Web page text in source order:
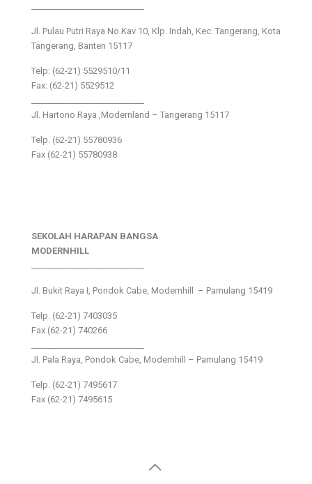
Jl. Pulau Putri Raya No.Kav 10, Klp. Indah, Kec. Tangerang, Kota
Tangerang, Banten 15117
Telp: (62-21) 5529510/11
Fax: (62-21) 5529512
Jl. Hartono Raya ,Modernland – Tangerang 15117
Telp. (62-21) 55780936
Fax (62-21) 55780938
SEKOLAH HARAPAN BANGSA
MODERNHILL
Jl. Bukit Raya I, Pondok Cabe, Modernhill – Pamulang 15419
Telp. (62-21) 7403035
Fax (62-21) 740266
Jl. Pala Raya, Pondok Cabe, Modernhill – Pamulang 15419
Telp. (62-21) 7495617
Fax (62-21) 7495615